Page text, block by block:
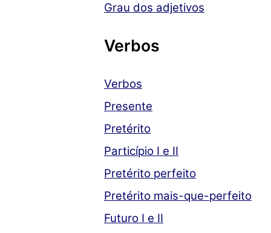
Grau dos adjetivos
Verbos
Verbos
Presente
Pretérito
Particípio I e II
Pretérito perfeito
Pretérito mais-que-perfeito
Futuro I e II